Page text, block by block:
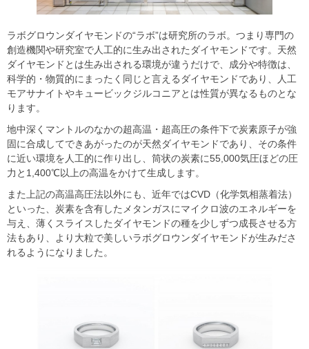
ラボグロウンダイヤモンドの“ラボ”は研究所のラボ。つまり専門の
創造機関や研究室で人工的に生み出されたダイヤモンドです。天然
ダイヤモンドとは生み出される環境が違うだけで、成分や特徴は、
科学的・物質的にまったく同じと言えるダイヤモンドであり、人工
モアサナイトやキュービックジルコニアとは性質が異なるものとな
ります。
地中深くマントルのなかの超高温・超高圧の条件下で炭素原子が強
固に合成してできあがったのが天然ダイヤモンドであり、その条件
に近い環境を人工的に作り出し、筒状の炭素に55,000気圧ほどの圧
力と1,400℃以上の高温をかけて生成します。
また上記の高温高圧法以外にも、近年ではCVD（化学気相蒸着法）
といった、炭素を含有したメタンガスにマイクロ波のエネルギーを
与え、薄くスライスしたダイヤモンドの種を少しずつ成長させる方
法もあり、より大粒で美しいラボグロウンダイヤモンドが生みださ
れるようになりました。